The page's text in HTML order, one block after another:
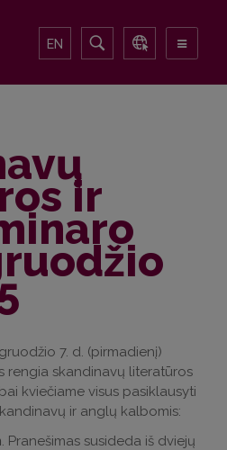
EN
ir
7. d. (pirmadienį)
rengia skandinavų literatūros
kviečiame visus pasiklausyti
ir anglų kalbomis:
. Pranešimas susideda iš dviejų